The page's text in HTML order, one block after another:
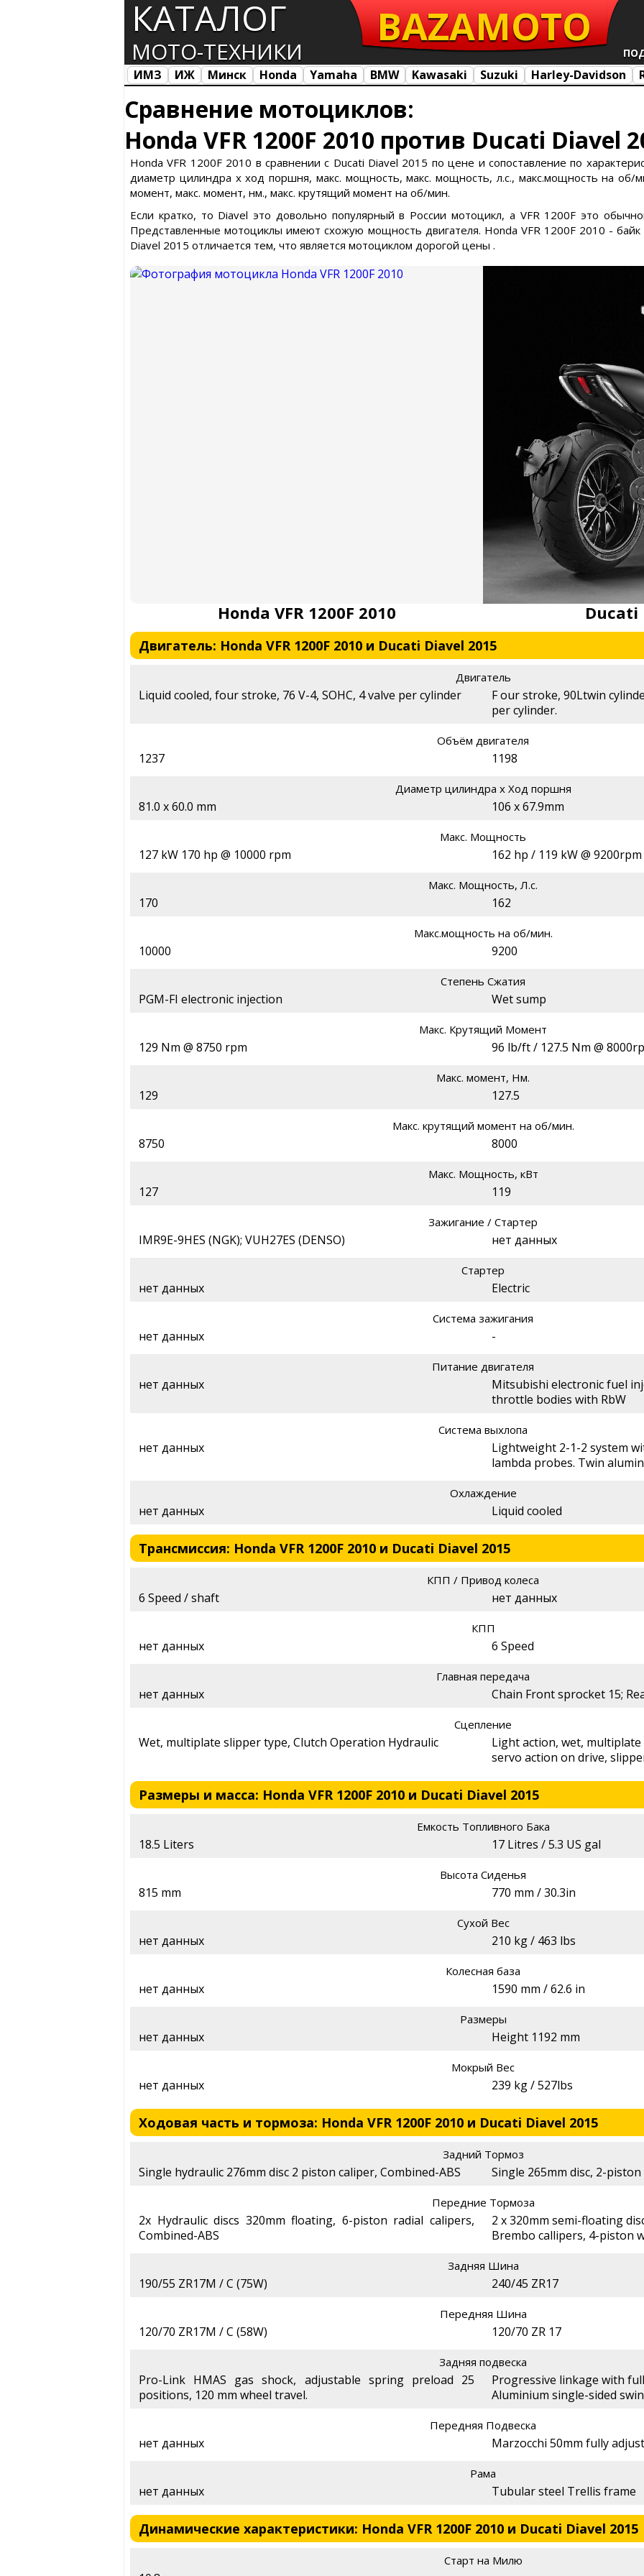
КАТАЛОГ
МОТО-ТЕХНИКИ
BAZAMOTO
ИМЗ ИЖ Минск Honda Yamaha BMW Kawasaki Suzuki Harley-Davidson
Сравнение мотоциклов:
Honda VFR 1200F 2010 против Ducati Diavel
Honda VFR 1200F 2010 в сравнении с Ducati Diavel 2015 по цене и сопоставление по
диаметр цилиндра х ход поршня, макс. мощность, макс. мощность, л.с., макс.мощность на об/
момент, макс. момент, нм., макс. крутящий момент на об/мин.
Если кратко, то Diavel это довольно популярный в России мотоцикл, а VFR 1200F это
Представленные мотоциклы имеют схожую мощность двигателя. Honda VFR 1200F 2010 -
Diavel 2015 отличается тем, что является мотоциклом дорогой цены .
Honda VFR 1200F 2010 Ducati
Двигатель: Honda VFR 1200F 2010 и Ducati Diavel 2015
Двигатель
Liquid cooled, four stroke, 76 V-4, SOHC, 4 valve per cylinder
F our stroke, 90Ltwin
per cylinder.
Объём двигателя
1237 1198
Диаметр цилиндра х Ход поршня
81.0 x 60.0 mm 106 x 67.9mm
Макс. Мощность
127 kW 170 hp @ 10000 rpm 162 hp / 119 kW @ 9200rpm
Макс. Мощность, Л.с.
170 162
Макс.мощность на об/мин.
10000 9200
Степень Сжатия
PGM-FI electronic injection Wet sump
Макс. Крутящий Момент
129 Nm @ 8750 rpm 96 lb/ft / 127.5 Nm @
Макс. момент, Нм.
129 127.5
Макс. крутящий момент на об/мин.
8750 8000
Макс. Мощность, кВт
127 119
Зажигание / Стартер
IMR9E-9HES (NGK); VUH27ES (DENSO) нет данных
Стартер
нет данных Electric
Система зажигания
нет данных -
Питание двигателя
нет данных
Mitsubishi electronic fuel
throttle bodies with RbW
Система выхлопа
нет данных
Lightweight 2-1-2 system
lambda probes. Twin
Охлаждение
нет данных Liquid cooled
Трансмиссия: Honda VFR 1200F 2010 и Ducati Diavel 2015
КПП / Привод колеса
6 Speed / shaft нет данных
КПП
нет данных 6 Speed
Главная передача
нет данных Chain Front sprocket 15;
Сцепление
Wet, multiplate slipper type, Clutch Operation Hydraulic
Light action, wet,
servo action on drive,
Размеры и масса: Honda VFR 1200F 2010 и Ducati Diavel 2015
Емкость Топливного Бака
18.5 Liters 17 Litres / 5.3 US gal
Высота Сиденья
815 mm 770 mm / 30.3in
Сухой Вес
нет данных 210 kg / 463 lbs
Колесная база
нет данных 1590 mm / 62.6 in
Размеры
нет данных Height 1192 mm
Мокрый Вес
нет данных 239 kg / 527lbs
Ходовая часть и тормоза: Honda VFR 1200F 2010 и Ducati Diavel 2015
Задний Тормоз
Single hydraulic 276mm disc 2 piston caliper, Combined-ABS Single 265mm disc, 2-
Передние Тормоза
2x Hydraulic discs 320mm floating, 6-piston radial calipers,
Combined-ABS
2 x 320mm semi-floating
Brembo callipers, 4-piston
Задняя Шина
190/55 ZR17M / C (75W) 240/45 ZR17
Передняя Шина
120/70 ZR17M / C (58W) 120/70 ZR 17
Задняя подвеска
Pro-Link HMAS gas shock, adjustable spring preload 25
positions, 120 mm wheel travel.
Progressive linkage with
Aluminium single-sided
Передняя Подвеска
нет данных Marzocchi 50mm fully
Рама
нет данных Tubular steel Trellis frame
Динамические характеристики: Honda VFR 1200F 2010 и Ducati Diavel 2015
Старт на Милю